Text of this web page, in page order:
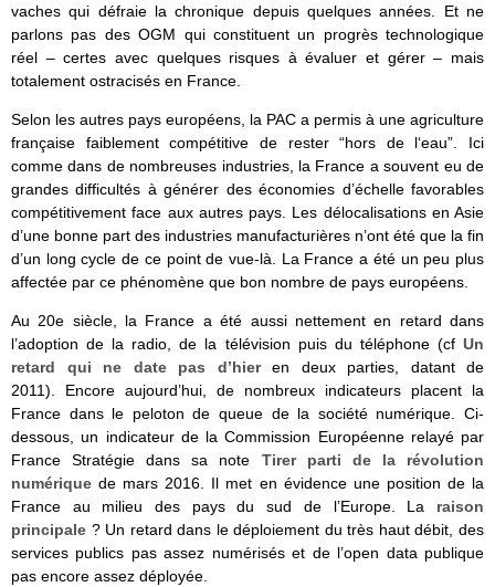
vaches qui défraie la chronique depuis quelques années. Et ne
parlons pas des OGM qui constituent un progrès technologique
réel – certes avec quelques risques à évaluer et gérer – mais
totalement ostracisés en France.
Selon les autres pays européens, la PAC a permis à une agriculture
française faiblement compétitive de rester “hors de l‘eau”. Ici
comme dans de nombreuses industries, la France a souvent eu de
grandes difficultés à générer des économies d’échelle favorables
compétitivement face aux autres pays. Les délocalisations en Asie
d’une bonne part des industries manufacturières n’ont été que la fin
d’un long cycle de ce point de vue-là. La France a été un peu plus
affectée par ce phénomène que bon nombre de pays européens.
Au 20e siècle, la France a été aussi nettement en retard dans
l’adoption de la radio, de la télévision puis du téléphone (cf Un
retard qui ne date pas d’hieren deux parties, datant de
2011). Encore aujourd’hui, de nombreux indicateurs placent la
France dans le peloton de queue de la société numérique. Ci-
dessous, un indicateur de la Commission Européenne relayé par
France Stratégie dans sa note Tirer parti de la révolution
numérique de mars 2016. Il met en évidence une position de la
France au milieu des pays du sud de l’Europe. La raison
principale ? Un retard dans le déploiement du très haut débit, des
services publics pas assez numérisés et de l’open data publique
pas encore assez déployée.